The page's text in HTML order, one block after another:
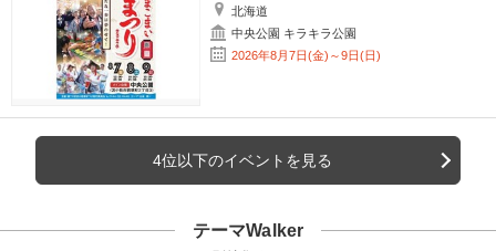
北海道
中央公園 キラキラ公園
2026年8月7日(金)～9日(日)
4位以下のイベントを見る
テーマWalker